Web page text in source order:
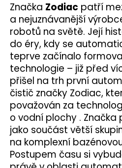
Značka Zodiac patří
a nejuznávanější
robotů na světě. Její
do éry, kdy se
teprve začínalo
technologie – již před
přišel na trh první
čistič značky Zodiac,
považován za
o vodní plochy . Značka
jako součást větší
na komplexní
Postupem času si